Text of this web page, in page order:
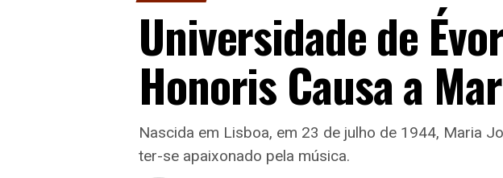
Universidade de
Honoris Causa a
Nascida em Lisboa, em 23 de julho de 1944, Maria
ter-se apaixonado pela música.